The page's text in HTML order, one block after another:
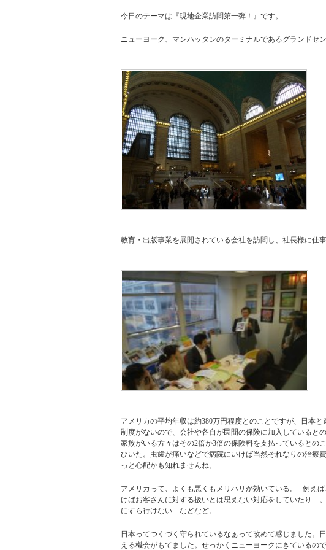
今日のテーマは『現地企業訪問第一弾！』です。
ニューヨーク、マンハッタンのターミナルであるグランドセ
教育・出版事業を展開されている会社を訪問し、社長様に仕
アメリカの平均年収は約380万円程度とのことですが、日本
制度がないので、会社や各自が民間の保険に加入していると
家族がいる方々はその2倍か3倍の保険料を支払っているとの
ひいた。虫歯が痛いなどで病院にいけば当然それなりの治
っと心配かも知れませんね。
アメリカって、よくも悪くもメリハリが効いている。 例え
けばお客さんに対する扱いとは思えない対応をしていたり…
にすら行けない…などなど。
日本ってつくづく守られているなぁって改めて感じました。
える機会がもてました。せっかくニューヨークにきているの